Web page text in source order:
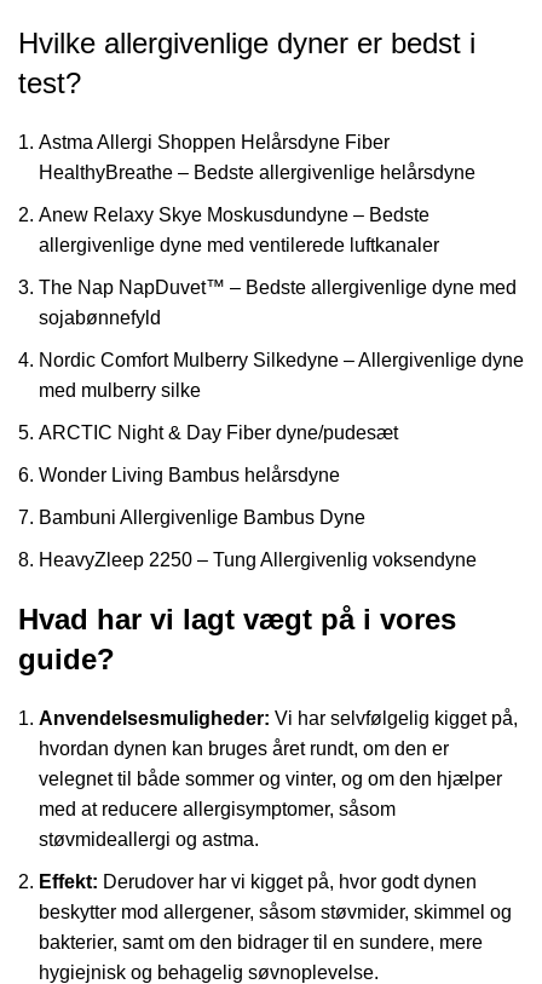
Hvilke allergivenlige dyner er bedst i
test?
Astma Allergi Shoppen Helårsdyne Fiber
HealthyBreathe – Bedste allergivenlige helårsdyne
Anew Relaxy Skye Moskusdundyne – Bedste
allergivenlige dyne med ventilerede luftkanaler
The Nap NapDuvet™ – Bedste allergivenlige dyne med
sojabønnefyld
Nordic Comfort Mulberry Silkedyne – Allergivenlige dyne
med mulberry silke
ARCTIC Night & Day Fiber dyne/pudesæt
Wonder Living Bambus helårsdyne
Bambuni Allergivenlige Bambus Dyne
HeavyZleep 2250 – Tung Allergivenlig voksendyne
Hvad har vi lagt vægt på i vores
guide?
Anvendelsesmuligheder: Vi har selvfølgelig kigget på,
hvordan dynen kan bruges året rundt, om den er
velegnet til både sommer og vinter, og om den hjælper
med at reducere allergisymptomer, såsom
støvmideallergi og astma.
Effekt: Derudover har vi kigget på, hvor godt dynen
beskytter mod allergener, såsom støvmider, skimmel og
bakterier, samt om den bidrager til en sundere, mere
hygiejnisk og behagelig søvnoplevelse.